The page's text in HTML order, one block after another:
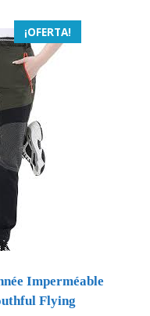
¡OFERTA!
Imperméable
Flying